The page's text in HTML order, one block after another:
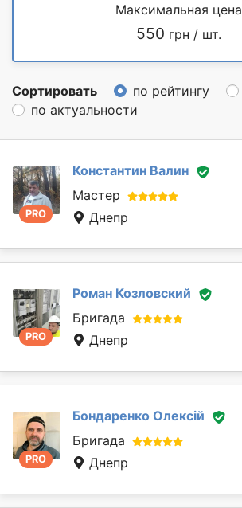
Максимальная цена
550 грн / шт.
Сортировать по рейтингу
по актуальности
PRO
Константин Валин
Мастер
Днепр
PRO
Роман Козловский
Бригада
Днепр
PRO
Бондаренко Олексій
Бригада
Днепр